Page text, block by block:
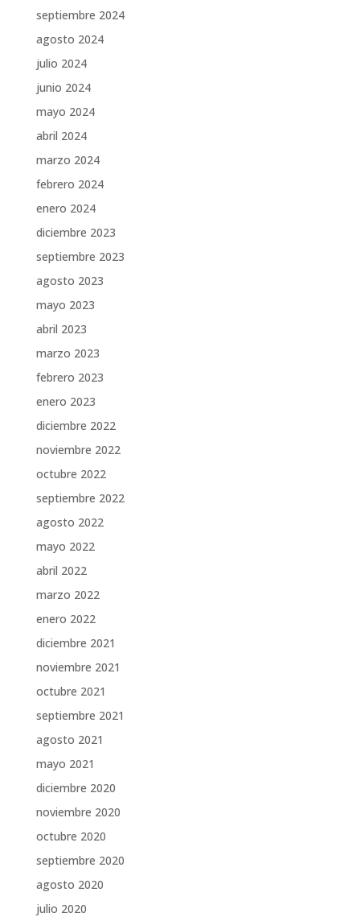
septiembre 2024
agosto 2024
julio 2024
junio 2024
mayo 2024
abril 2024
marzo 2024
febrero 2024
enero 2024
diciembre 2023
septiembre 2023
agosto 2023
mayo 2023
abril 2023
marzo 2023
febrero 2023
enero 2023
diciembre 2022
noviembre 2022
octubre 2022
septiembre 2022
agosto 2022
mayo 2022
abril 2022
marzo 2022
enero 2022
diciembre 2021
noviembre 2021
octubre 2021
septiembre 2021
agosto 2021
mayo 2021
diciembre 2020
noviembre 2020
octubre 2020
septiembre 2020
agosto 2020
julio 2020